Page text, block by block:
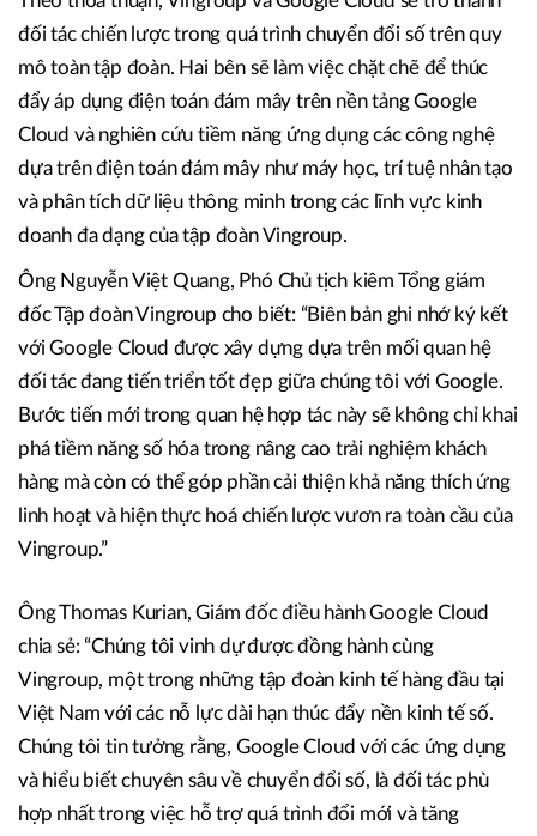
đối tác chiến lược trong quá trình chuyển đổi số trên quy
mô toàn tập đoàn. Hai bên sẽ làm việc chặt chẽ để thúc
đẩy áp dụng điện toán đám mây trên nền tảng Google
Cloud và nghiên cứu tiềm năng ứng dụng các công nghệ
dựa trên điện toán đám mây như máy học, trí tuệ nhân tạo
và phân tích dữ liệu thông minh trong các lĩnh vực kinh
doanh đa dạng của tập đoàn Vingroup.
Ông Nguyễn Việt Quang, Phó Chủ tịch kiêm Tổng giám
đốc Tập đoàn Vingroup cho biết: “Biên bản ghi nhớ ký kết
với Google Cloud được xây dựng dựa trên mối quan hệ
đối tác đang tiến triển tốt đẹp giữa chúng tôi với Google.
Bước tiến mới trong quan hệ hợp tác này sẽ không chỉ khai
phá tiềm năng số hóa trong nâng cao trải nghiệm khách
hàng mà còn có thể góp phần cải thiện khả năng thích ứng
linh hoạt và hiện thực hoá chiến lược vươn ra toàn cầu của
Vingroup.”
Ông Thomas Kurian, Giám đốc điều hành Google Cloud
chia sẻ: “Chúng tôi vinh dự được đồng hành cùng
Vingroup, một trong những tập đoàn kinh tế hàng đầu tại
Việt Nam với các nỗ lực dài hạn thúc đẩy nền kinh tế số.
Chúng tôi tin tưởng rằng, Google Cloud với các ứng dụng
và hiểu biết chuyên sâu về chuyển đổi số, là đối tác phù
hợp nhất trong việc hỗ trợ quá trình đổi mới và tăng